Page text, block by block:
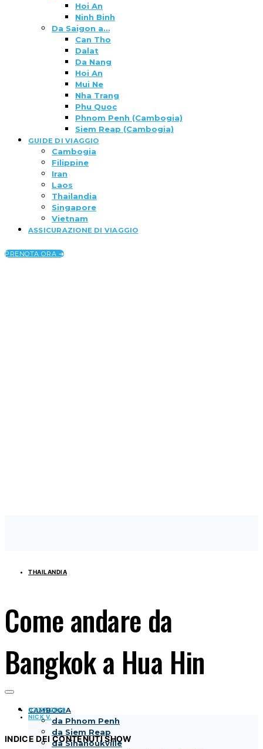
Hoi An
Ninh Binh
Da Saigon a…
Can Tho
Dalat
Da Nang
Hoi An
Mui Ne
Nha Trang
Phu Quoc
Phnom Penh (Cambogia)
Siem Reap (Cambogia)
GUIDE DI VIAGGIO
Cambogia
Filippine
Iran
Laos
Thailandia
Singapore
Vietnam
ASSICURAZIONE DI VIAGGIO
PRENOTA ORA ➜
CAMBOGIA
da Phnom Penh
da Siem Reap
da Sihanoukville
THAILANDIA
Come andare da
Bangkok a Hua Hin
07/07/2019
NICK V.
INDICE DEI CONTENUTISHOW